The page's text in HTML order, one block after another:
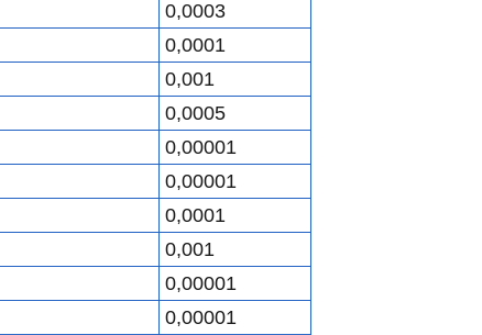
0,0003
0,0001
0,001
0,0005
0,00001
0,00001
0,0001
0,001
0,00001
0,00001